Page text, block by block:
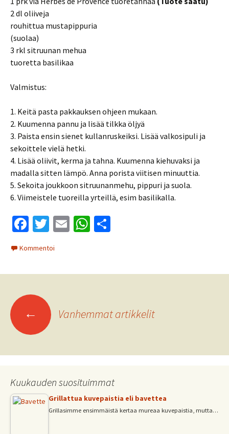
2 dl oliiveja
rouhittua mustapippuria
(suolaa)
3 rkl sitruunan mehua
tuoretta basilikaa
Valmistus:
1. Keitä pasta pakkauksen ohjeen mukaan.
2. Kuumenna pannu ja lisää tilkka öljyä
3. Paista ensin sienet kullanruskeiksi. Lisää valkosipuli ja
sekoittele vielä hetki.
4. Lisää oliivit, kerma ja tahna. Kuumenna kiehuvaksi ja
madalla sitten lämpö. Anna porista viitisen minuuttia.
5. Sekoita joukkoon sitruunanmehu, pippuri ja suola.
6. Viimeistele tuoreilla yrteillä, esim basilikalla.
Fa
b
o
o
T
wi
tt
er
E
l
W
sA e
Kommentoi
Artikkelien
selaus
← Vanhemmat artikkelit
Kuukauden suosituimmat
Grillattua kuvepaistia eli bavettea
Grillasimme ensimmäistä kertaa mureaa kuvepaistia, mutta…